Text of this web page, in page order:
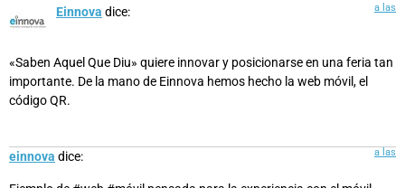
Einnova dice: a las
«Saben Aquel Que Diu» quiere innovar y posicionarse en una feria tan
importante. De la mano de Einnova hemos hecho la web móvil, el
código QR.
einnova dice: a las